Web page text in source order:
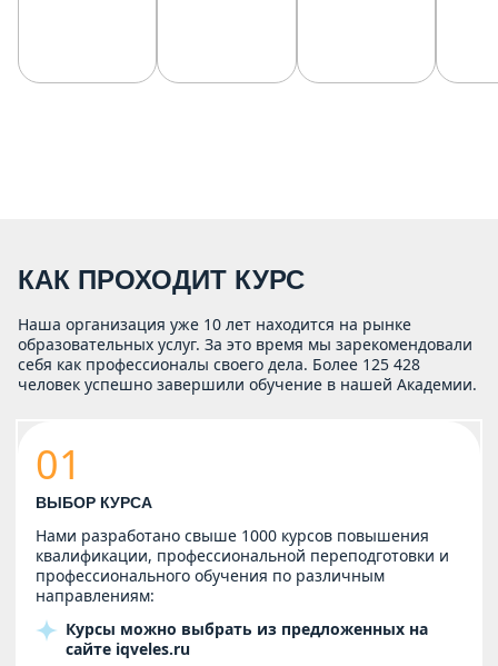
КАК ПРОХОДИТ КУРС
Наша организация уже 10 лет находится на рынке
образовательных услуг. За это время мы зарекомендовали
себя как профессионалы своего дела. Более 125 428
человек успешно завершили обучение в нашей Академии.
01
ВЫБОР КУРСА
Нами разработано свыше 1000 курсов повышения
квалификации, профессиональной переподготовки и
профессионального обучения по различным
направлениям:
Курсы можно выбрать из предложенных на
сайте iqveles.ru